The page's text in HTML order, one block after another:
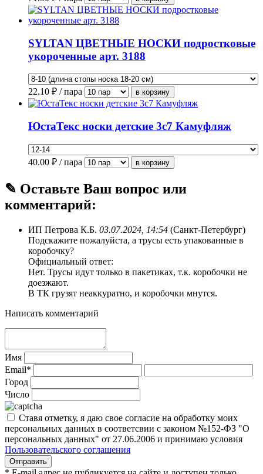
SYLTAN ЦВЕТНЫЕ НОСКИ подростковые
укороченные арт. 3188
22.10 ₽ / пара
ЮстаТекс носки детские 3с7 Камуфляж
40.00 ₽ / пара
✎ Оставьте Ваш вопрос или
комментарий:
ИП Петрова К.Б. 03.07.2024, 14:54 (Санкт-Петербург)
Подскажите пожалуйста, а трусы есть упакованные в
коробочку?
Официальный ответ:
Нет. Трусы идут только в пакетиках, т.к. коробочки не
доезжают.
В ТК грузят неаккуратно, и коробочки мнутся.
Написать комментарий
Имя
Email*
Город
Число
Ставя отметку, я даю свое согласие на обработку моих
персональных данных в соответсвии с законом №152-ФЗ "О
персональных данных" от 27.06.2006 и принимаю условия
Пользовательского соглашения